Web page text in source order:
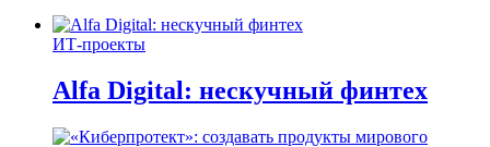
ИТ-проекты
Alfa Digital: нескучный финтех